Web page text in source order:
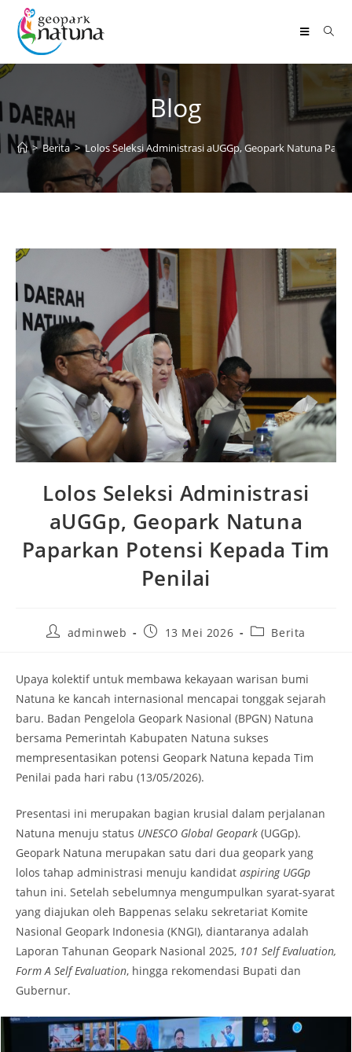
Blog
> Berita > Lolos Seleksi Administrasi aUGGp, Geopark Natuna
Lolos Seleksi Administrasi
aUGGp, Geopark Natuna
Paparkan Potensi Kepada Tim
Penilai
adminweb 13 Mei 2026 Berita
Upaya kolektif untuk membawa kekayaan warisan bumi
Natuna ke kancah internasional mencapai tonggak sejarah
baru. Badan Pengelola Geopark Nasional (BPGN) Natuna
bersama Pemerintah Kabupaten Natuna sukses
mempresentasikan potensi Geopark Natuna kepada Tim
Penilai pada hari rabu (13/05/2026).
Presentasi ini merupakan bagian krusial dalam perjalanan
Natuna menuju status UNESCO Global Geopark (UGGp).
Geopark Natuna merupakan satu dari dua geopark yang
lolos tahap administrasi menuju kandidat aspiring UGGp
tahun ini. Setelah sebelumnya mengumpulkan syarat-syarat
yang diajukan oleh Bappenas selaku sekretariat Komite
Nasional Geopark Indonesia (KNGI), diantaranya adalah
Laporan Tahunan Geopark Nasional 2025, 101 Self Evaluation,
Form A Self Evaluation, hingga rekomendasi Bupati dan
Gubernur.